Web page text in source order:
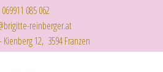
069911 085 062
reinberger.at
Kienberg 12, 3594 Franzen